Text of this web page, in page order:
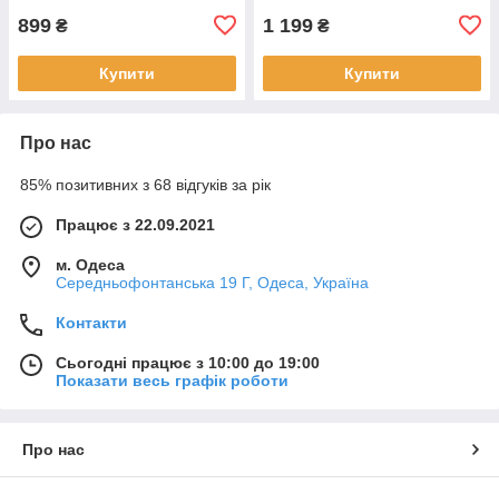
899 ₴
Купити
1 199 ₴
Купити
Про нас
85% позитивних з 68 відгуків за рік
Працює з 22.09.2021
м. Одеса
Середньофонтанська 19 Г, Одеса, Україна
Контакти
Сьогодні працює з 10:00 до 19:00
Показати весь графік роботи
Про нас